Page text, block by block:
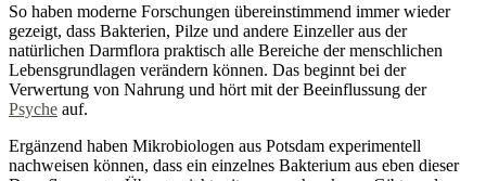
So haben moderne Forschungen übereinstimmend immer wieder
gezeigt, dass Bakterien, Pilze und andere Einzeller aus der
natürlichen Darmflora praktisch alle Bereiche der menschlichen
Lebensgrundlagen verändern können. Das beginnt bei der
Verwertung von Nahrung und hört mit der Beeinflussung der
Psyche auf.
Ergänzend haben Mikrobiologen aus Potsdam experimentell
nachweisen können, dass ein einzelnes Bakterium aus eben dieser